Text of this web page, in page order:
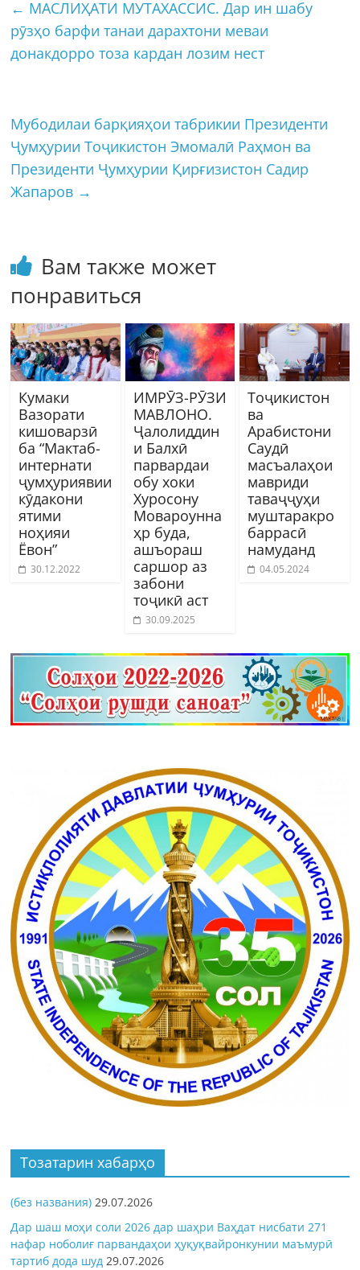
← МАСЛИҲАТИ МУТАХАССИС. Дар ин шабу
рӯзҳо барфи танаи дарахтони меваи
донакдорро тоза кардан лозим нест
Мубодилаи барқияҳои табрикии Президенти
Ҷумҳурии Тоҷикистон Эмомалӣ Раҳмон ва
Президенти Ҷумҳурии Қирғизистон Садир
Жапаров →
Вам также может
понравиться
Кумаки
Вазорати
кишоварзӣ
ба “Мактаб-
интернати
ҷумҳуриявии
кӯдакони
ятими
ноҳияи
Ёвон”
30.12.2022
ИМРӮЗ-РӮЗИ
МАВЛОНО.
Ҷалолиддин
и Балхӣ
парвардаи
обу хоки
Хуросону
Мовароунна
ҳр буда,
ашъораш
саршор аз
забони
тоҷикӣ аст
30.09.2025
Тоҷикистон
ва
Арабистони
Саудӣ
масъалаҳои
мавриди
таваҷҷуҳи
муштаракро
баррасӣ
намуданд
04.05.2024
Тозатарин хабарҳо
(без названия) 29.07.2026
Дар шаш моҳи соли 2026 дар шаҳри Ваҳдат нисбати 271
нафар ноболиғ парвандаҳои ҳуқуқвайронкунии маъмурӣ
тартиб дода шуд 29.07.2026